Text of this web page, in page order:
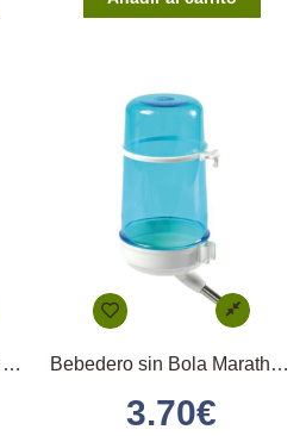
Bebedero sin Bola Genio 100 cc B/A STA Bebedero sin Bola Marathon 400 cc B/A STA
3.70€